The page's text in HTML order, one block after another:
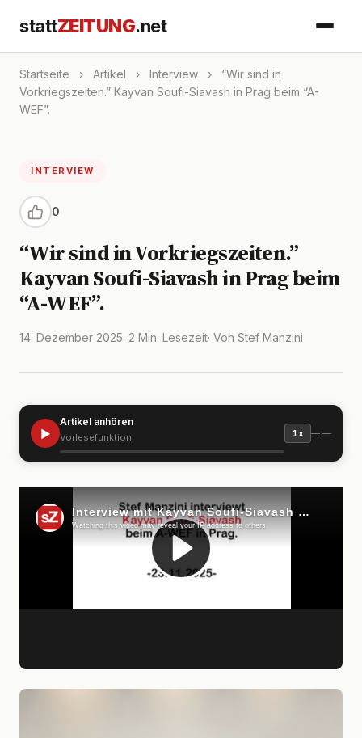
stattZEITUNG.net
Startseite › Artikel › Interview ›
“Wir sind in
Vorkriegszeiten.” Kayvan Soufi-Siavash in Prag beim “A-
WEF”.
INTERVIEW
0
“Wir sind in Vorkriegszeiten.”
Kayvan Soufi-Siavash in Prag beim
“A-WEF”.
14. Dezember 2025· 2 Min. Lesezeit· Von Stef Manzini
▶
Artikel anhören
Vorlesefunktion 1x —:—